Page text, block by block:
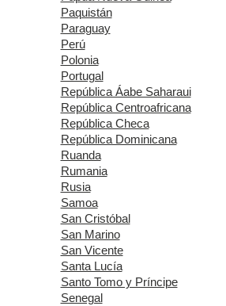
Paquistán
Paraguay
Perú
Polonia
Portugal
República Áabe Saharaui
República Centroafricana
República Checa
República Dominicana
Ruanda
Rumania
Rusia
Samoa
San Cristóbal
San Marino
San Vicente
Santa Lucía
Santo Tomo y Príncipe
Senegal